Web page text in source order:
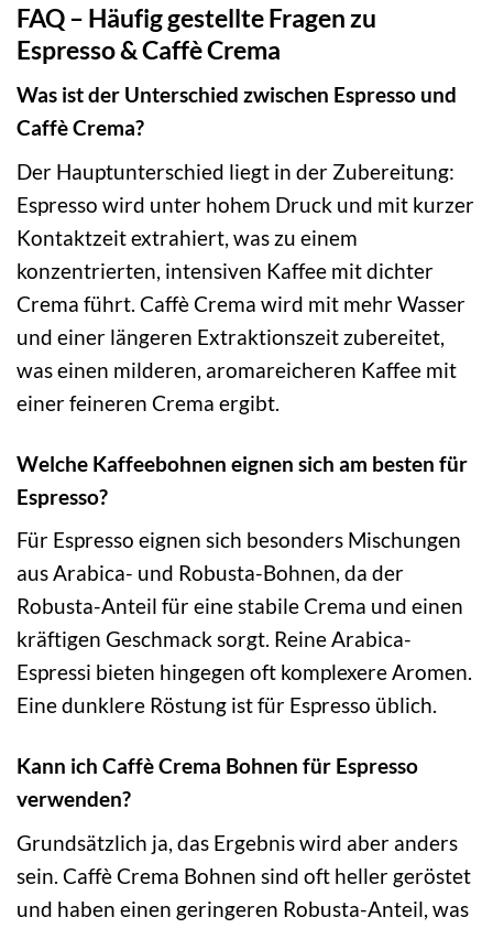
FAQ – Häufig gestellte Fragen zu
Espresso & Caffè Crema
Was ist der Unterschied zwischen Espresso und
Caffè Crema?
Der Hauptunterschied liegt in der Zubereitung:
Espresso wird unter hohem Druck und mit kurzer
Kontaktzeit extrahiert, was zu einem
konzentrierten, intensiven Kaffee mit dichter
Crema führt. Caffè Crema wird mit mehr Wasser
und einer längeren Extraktionszeit zubereitet,
was einen milderen, aromareicheren Kaffee mit
einer feineren Crema ergibt.
Welche Kaffeebohnen eignen sich am besten für
Espresso?
Für Espresso eignen sich besonders Mischungen
aus Arabica- und Robusta-Bohnen, da der
Robusta-Anteil für eine stabile Crema und einen
kräftigen Geschmack sorgt. Reine Arabica-
Espressi bieten hingegen oft komplexere Aromen.
Eine dunklere Röstung ist für Espresso üblich.
Kann ich Caffè Crema Bohnen für Espresso
verwenden?
Grundsätzlich ja, das Ergebnis wird aber anders
sein. Caffè Crema Bohnen sind oft heller geröstet
und haben einen geringeren Robusta-Anteil, was